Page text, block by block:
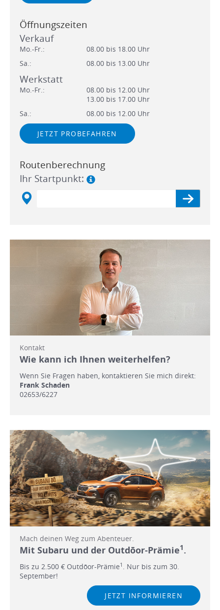
Öffnungszeiten
Verkauf
Mo.-Fr.:
08.00 bis 18.00 Uhr
Sa.:
08.00 bis 13.00 Uhr
Werkstatt
Mo.-Fr.:
08.00 bis 12.00 Uhr
13.00 bis 17.00 Uhr
Sa.:
08.00 bis 12.00 Uhr
JETZT PROBEFAHREN
Routenberechnung
Ihr Startpunkt:
Kontakt
Wie kann ich Ihnen weiterhelfen?
Wenn Sie Fragen haben, kontaktieren Sie mich direkt:
Frank Schaden
02653/6227
Mach deinen Weg zum Abenteuer.
Mit Subaru und der Outdōor-Prämie1.
Bis zu 2.500 € Outdōor-Prämie1 . Nur bis zum 30.
September!
JETZT INFORMIEREN